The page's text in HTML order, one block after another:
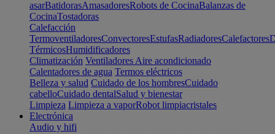
asarBatidorasAmasadoresRobots de CocinaBalanzas de
CocinaTostadoras
Calefacción
TermoventiladoresConvectoresEstufasRadiadoresCalefactores
TérmicosHumidificadores
Climatización Ventiladores Aire acondicionado
Calentadores de agua Termos eléctricos
Belleza y salud Cuidado de los hombresCuidado
cabelloCuidado dentalSalud y bienestar
Limpieza Limpieza a vaporRobot limpiacristales
Electrónica
Audio y hifi